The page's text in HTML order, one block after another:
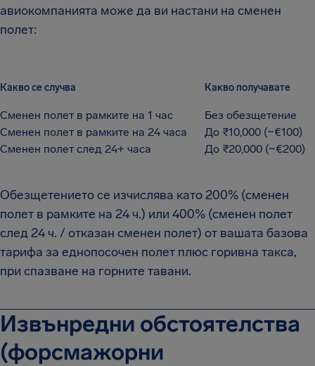
авиокомпанията може да ви настани на сменен
полет:
Какво се случва Какво получавате
Сменен полет в рамките на 1 час
Без обезщетение
Сменен полет в рамките на 24 часа
До ₹10,000 (~€100)
Сменен полет след 24+ часа
До ₹20,000 (~€200)
Обезщетението се изчислява като 200% (сменен
полет в рамките на 24 ч.) или 400% (сменен полет
след 24 ч. / отказан сменен полет) от вашата базова
тарифа за еднопосочен полет плюс горивна такса,
при спазване на горните тавани.
Извънредни обстоятелства
(форсмажорни